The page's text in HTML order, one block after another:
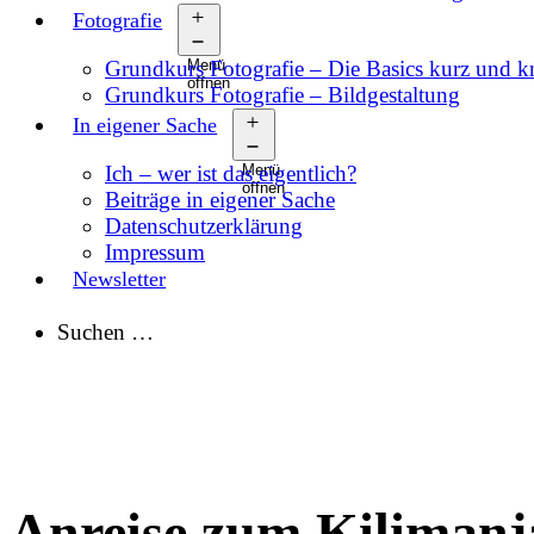
Fotografie
Menü
öffnen
Grundkurs Fotografie – Die Basics kurz und
Grundkurs Fotografie – Bildgestaltung
In eigener Sache
Menü
öffnen
Ich – wer ist das eigentlich?
Beiträge in eigener Sache
Datenschutzerklärung
Impressum
Newsletter
Suchen …